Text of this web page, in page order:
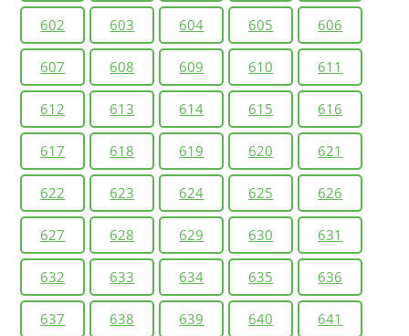
602 603 604 605 606
607 608 609 610 611
612 613 614 615 616
617 618 619 620 621
622 623 624 625 626
627 628 629 630 631
632 633 634 635 636
637 638 639 640 641